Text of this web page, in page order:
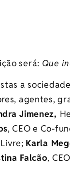
será: Que
a
agentes,
Jimenez,
, CEO e Co-
Karla
Falcão,